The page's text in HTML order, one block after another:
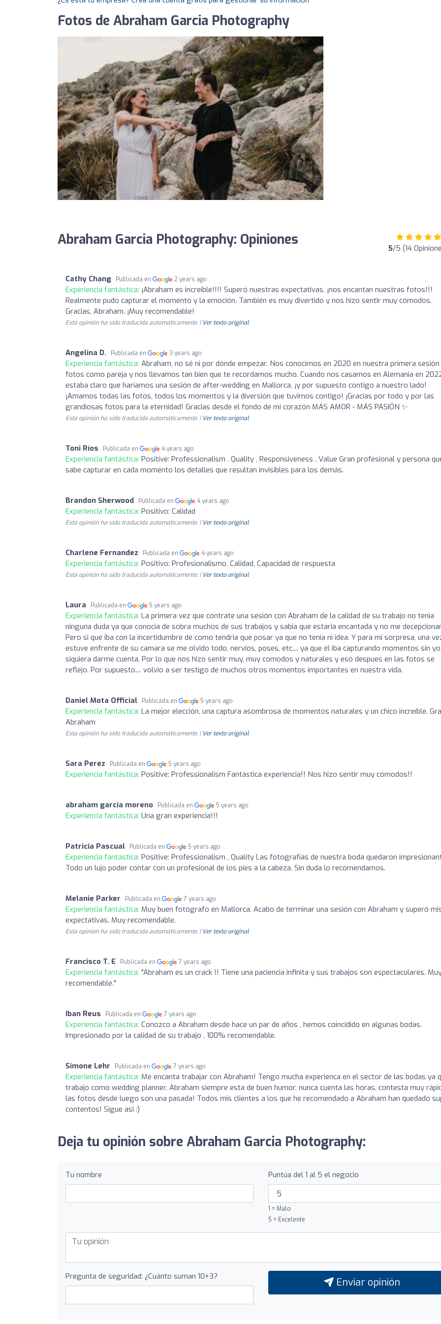
Fotos de Abraham Garcia Photography
Abraham Garcia Photography: Opiniones 5/5 (14
Cathy Chang Publicada en 2 years ago
Experiencia fantástica: ¡Abraham es increíble!!!! Superó nuestras expectativas, ¡nos encantan nuestras fotos!!!
Realmente pudo capturar el momento y la emoción. También es muy divertido y nos hizo sentir muy cómodos.
Gracias, Abraham. ¡Muy recomendable!
Esta opinión ha sido traducida automáticamente. | Ver texto original
Angelina D. Publicada en 3 years ago
Experiencia fantástica: Abraham, no sé ni por dónde empezar. Nos conocimos en 2020 en nuestra primera sesión
fotos como pareja y nos llevamos tan bien que te recordamos mucho. Cuando nos casamos en Alemania en
estaba claro que haríamos una sesión de after-wedding en Mallorca, ¡y por supuesto contigo a nuestro lado!
¡Amamos todas las fotos, todos los momentos y la diversión que tuvimos contigo! ¡Gracias por todo y por las
grandiosas fotos para la eternidad! Gracias desde el fondo de mi corazón MÁS AMOR - MÁS PASIÓN ✨
Esta opinión ha sido traducida automáticamente. | Ver texto original
Toni Ríos Publicada en 4 years ago
Experiencia fantástica: Positive: Professionalism , Quality , Responsiveness , Value Gran profesional y persona
sabe capturar en cada momento los detalles que resultan invisibles para los demás.
Brandon Sherwood Publicada en 4 years ago
Experiencia fantástica: Positivo: Calidad
Esta opinión ha sido traducida automáticamente. | Ver texto original
Charlene Fernandez Publicada en 4 years ago
Experiencia fantástica: Positivo: Profesionalismo, Calidad, Capacidad de respuesta
Esta opinión ha sido traducida automáticamente. | Ver texto original
Laura Publicada en 5 years ago
Experiencia fantástica: La primera vez que contrate una sesión con Abraham de la calidad de su trabajo no tenia
ninguna duda ya que conocia de sobra muchos de sus trabajos y sabia que estaria encantada y no me
Pero si que iba con la incertidumbre de como tendria que posar ya que no tenia ni idea. Y para mi sorpresa, una
estuve enfrente de su camara se me olvido todo, nervios, poses, etc.... ya que él iba capturando momentos sin yo
siquiera darme cuenta. Por lo que nos hizo sentir muy, muy comodos y naturales y eso despues en las fotos se
reflejo. Por supuesto.... volvio a ser testigo de muchos otros momentos importantes en nuestra vida.
Daniel Mota Official Publicada en 5 years ago
Experiencia fantástica: La mejor elección, una captura asombrosa de momentos naturales y un chico increíble.
Abraham
Esta opinión ha sido traducida automáticamente. | Ver texto original
Sara Perez Publicada en 5 years ago
Experiencia fantástica: Positive: Professionalism Fantástica experiencia!! Nos hizo sentir muy cómodos!!
abraham garcia moreno Publicada en 5 years ago
Experiencia fantástica: Una gran experiencia!!!
Patricia Pascual Publicada en 5 years ago
Experiencia fantástica: Positive: Professionalism , Quality Las fotografías de nuestra boda quedaron
Todo un lujo poder contar con un profesional de los pies a la cabeza. Sin duda lo recomendamos.
Melanie Parker Publicada en 7 years ago
Experiencia fantástica: Muy buen fotógrafo en Mallorca. Acabo de terminar una sesión con Abraham y superó
expectativas. Muy recomendable.
Esta opinión ha sido traducida automáticamente. | Ver texto original
Francisco T. E Publicada en 7 years ago
Experiencia fantástica: "Abraham es un crack !! Tiene una paciencia infinita y sus trabajos son espectaculares.
recomendable."
Iban Reus Publicada en 7 years ago
Experiencia fantástica: Conozco a Abraham desde hace un par de años , hemos coincidido en algunas bodas.
Impresionado por la calidad de su trabajo , 100% recomendable.
Simone Lehr Publicada en 7 years ago
Experiencia fantástica: Me encanta trabajar con Abraham! Tengo mucha experienca en el sector de las bodas ya
trabajo como wedding planner. Abraham siempre esta de buen humor, nunca cuenta las horas, contesta muy
las fotos desde luego son una pasada! Todos mis clientes a los que he recomendado a Abraham han quedado
contentos! Sigue asi :)
Deja tu opinión sobre Abraham Garcia Photography:
Tu nombre Puntúa del 1 al 5 el negocio
1 = Malo
5 = Excelente
Pregunta de seguridad: ¿Cuánto suman 10+3? Enviar opinión